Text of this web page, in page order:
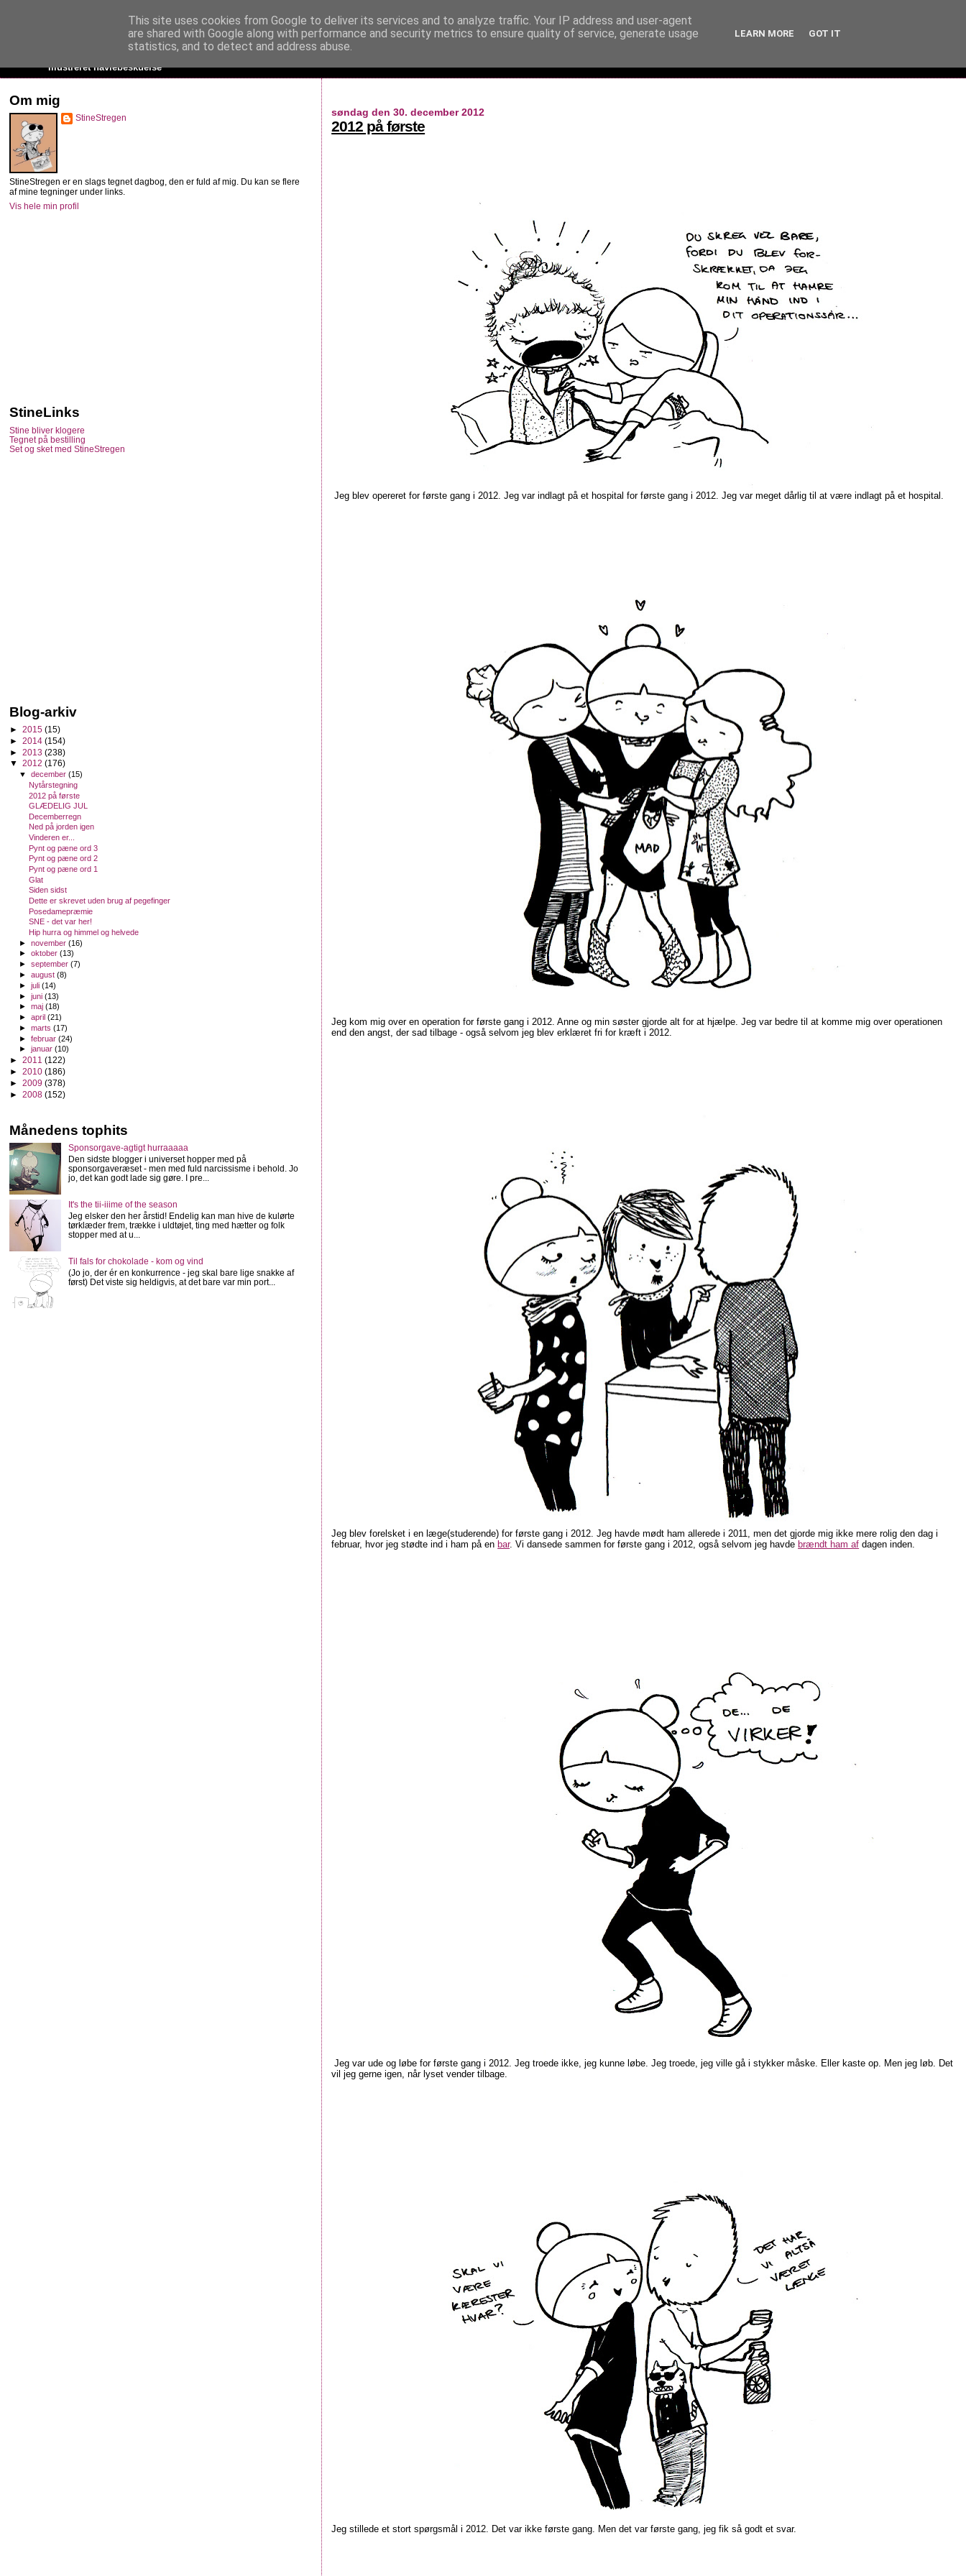
StineStregen
Illustreret navlebeskuelse
søndag den 30. december 2012
2012 på første
Jeg blev opereret for første gang i 2012. Jeg var indlagt på et hospital for første gang i 2012. Jeg var meget dårlig til at være indlagt på et hospital.
Jeg kom mig over en operation for første gang i 2012. Anne og min søster gjorde alt for at hjælpe. Jeg var bedre til at komme mig over operationen
end den angst, der sad tilbage - også selvom jeg blev erklæret fri for kræft i 2012.
Jeg blev forelsket i en læge(studerende) for første gang i 2012. Jeg havde mødt ham allerede i 2011, men det gjorde mig ikke mere rolig den dag i
februar, hvor jeg stødte ind i ham på en bar. Vi dansede sammen for første gang i 2012, også selvom jeg havde brændt ham af dagen inden.
Jeg var ude og løbe for første gang i 2012. Jeg troede ikke, jeg kunne løbe. Jeg troede, jeg ville gå i stykker måske. Eller kaste op. Men jeg løb. Det
vil jeg gerne igen, når lyset vender tilbage.
Jeg stillede et stort spørgsmål i 2012. Det var ikke første gang. Men det var første gang, jeg fik så godt et svar.
Om mig
StineStregen
StineStregen er en slags tegnet dagbog, den er fuld af mig. Du kan se flere
af mine tegninger under links.
Vis hele min profil
StineLinks
Stine bliver klogere
Tegnet på bestilling
Set og sket med StineStregen
Blog-arkiv
► 2015 (15)
► 2014 (154)
► 2013 (238)
▼ 2012 (176)
▼december(15)
Nytårstegning
2012 på første
GLÆDELIG JUL
Decemberregn
Ned på jorden igen
Vinderen er...
Pynt og pæne ord 3
Pynt og pæne ord 2
Pynt og pæne ord 1
Glat
Siden sidst
Dette er skrevet uden brug af pegefinger
Posedamepræmie
SNE - det var her!
Hip hurra og himmel og helvede
►november(16)
►oktober(13)
►september(7)
►august(8)
►juli(14)
►juni(13)
►maj(18)
►april(21)
►marts(17)
►februar(24)
►januar(10)
► 2011 (122)
► 2010 (186)
► 2009 (378)
► 2008 (152)
Månedens tophits
Sponsorgave-agtigt hurraaaaa
Den sidste blogger i universet hopper med på
sponsorgaveræset - men med fuld narcissisme i behold. Jo
jo, det kan godt lade sig gøre. I pre...
It's the tii-iiime of the season
Jeg elsker den her årstid! Endelig kan man hive de kulørte
tørklæder frem, trække i uldtøjet, ting med hætter og folk
stopper med at u...
Til fals for chokolade - kom og vind
(Jo jo, der ér en konkurrence - jeg skal bare lige snakke af
først) Det viste sig heldigvis, at det bare var min port...
This site uses cookies from Google to deliver its services and to analyze traffic. Your IP address and user-agent
are shared with Google along with performance and security metrics to ensure quality of service, generate usage
statistics, and to detect and address abuse.
LEARN MORE GOT IT